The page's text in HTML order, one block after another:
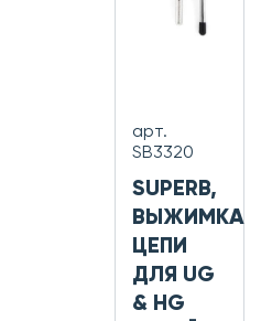
арт.
SB3320
SUPERB,
ВЫЖИМКА
ЦЕПИ
ДЛЯ UG
& HG